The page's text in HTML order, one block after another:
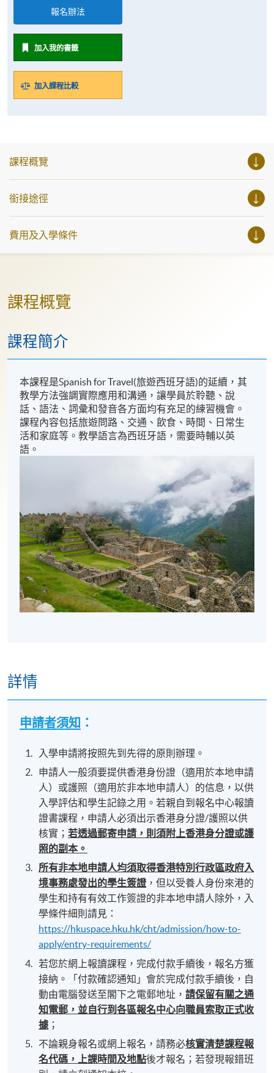
報名辦法
加入我的書籤
加入課程比較
課程概覽
銜接途徑
費用及入學條件
課程概覽
課程簡介
本課程是Spanish for Travel(旅遊西班牙語)的延續，其
教學方法強調實際應用和溝通，讓學員於聆聽、說
話、語法、詞彙和發音各方面均有充足的練習機會。
課程內容包括旅遊問路、交通、飲食、時間、日常生
活和家庭等。教學語言為西班牙語，需要時輔以英
語。
詳情
申請者須知 ：
入學申請將按照先到先得的原則辦理。
申請人一般須要提供香港身份證（適用於本地申請
人）或護照（適用於非本地申請人）的信息，以供
入學評估和學生記錄之用。若親自到報名中心報讀
證書課程，申請人必須出示香港身分證/護照以供
核實；若透過郵寄申請，則須附上香港身分證或護
照的副本。
所有非本地申請人均須取得香港特別行政區政府入
境事務處發出的學生簽證 ，但以受養人身份來港的
學生和持有有效工作簽證的非本地申請人除外，入
學條件細則請見：
https://hkuspace.hku.hk/cht/admission/how-to-
apply/entry-requirements/
若您於網上報讀課程，完成付款手續後，報名方獲
接納。「付款確認通知」會於完成付款手續後，自
動由電腦發送至閣下之電郵地址，請保留有關之通
知電郵，並自行到各區報名中心向職員索取正式收
據 ；
不論親身報名或網上報名，請務必核實清楚課程報
名代碼，上課時間及地點後才報名；若發現報錯班